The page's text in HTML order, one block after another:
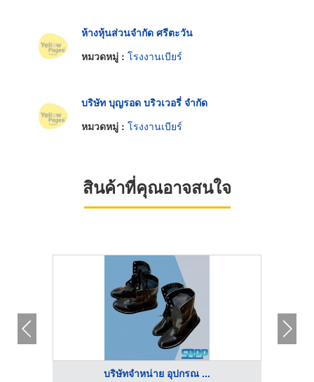
ห้างหุ้นส่วนจำกัด ศรีตะวัน
หมวดหมู่ : โรงงานเบียร์
บริษัท บุญรอด บริวเวอรี่ จำกัด
หมวดหมู่ : โรงงานเบียร์
สินค้าที่คุณอาจสนใจ
บริษัทจำหน่าย อุปกรณ ...